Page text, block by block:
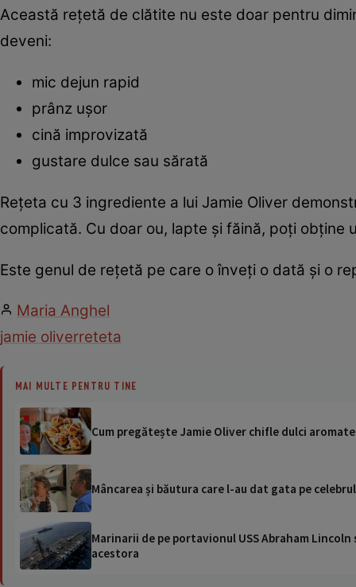
Această rețetă de clătite nu este doar pentru
deveni:
mic dejun rapid
prânz ușor
cină improvizată
gustare dulce sau sărată
Rețeta cu 3 ingrediente a lui Jamie Oliver
complicată. Cu doar ou, lapte și făină, poți
Este genul de rețetă pe care o înveți o dată și o
Maria Anghel
jamie oliverreteta
MAI MULTE PENTRU TINE
Cum pregătește Jamie Oliver chifle dulci
Mâncarea și băutura care l-au dat gata pe
Marinarii de pe portavionul USS Abraham
acestora